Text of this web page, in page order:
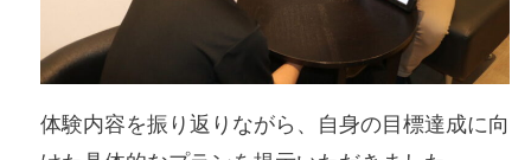
体験内容を振り返りながら、自身の目標達成に向